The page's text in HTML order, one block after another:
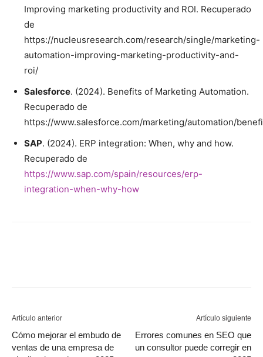
Improving marketing productivity and ROI. Recuperado
de
https://nucleusresearch.com/research/single/marketing-
automation-improving-marketing-productivity-and-
roi/
Salesforce. (2024). Benefits of Marketing Automation.
Recuperado de
https://www.salesforce.com/marketing/automation/
SAP. (2024). ERP integration: When, why and how.
Recuperado de
https://www.sap.com/spain/resources/erp-
integration-when-why-how
Artículo anterior
Cómo mejorar el embudo de
ventas de una empresa de
Artículo siguiente
Errores comunes en SEO que
un consultor puede corregir en